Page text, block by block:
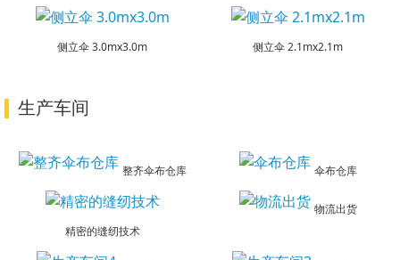
侧立伞 3.0mx3.0m 侧立伞 2.1mx2.1m
生产车间
整齐伞布仓库 伞布仓库
精密的缝纫技术
物流出货